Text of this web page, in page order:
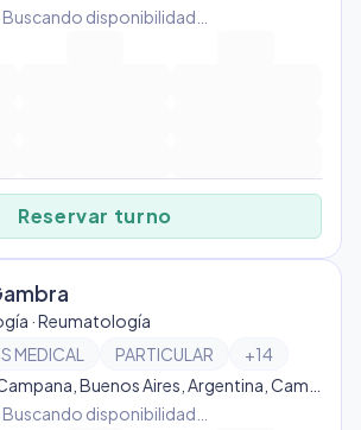
Buscando disponibilidad…
Reservar turno
· Reumatología
MEDICAL
PARTICULAR +14
Buscando disponibilidad…